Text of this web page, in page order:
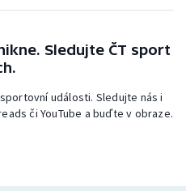
Sledujte ČT sport
události. Sledujte nás i
či YouTube a buďte v obraze.